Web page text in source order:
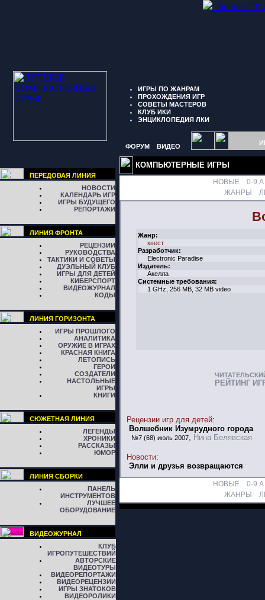
" border="0"
ИГРЫ ПО ЖАНРАМ
ПРОХОЖДЕНИЯ ИГР
СОВЕТЫ МАСТЕРОВ
КЛУБ ИКИ
ЭНЦИКЛОПЕДИЯ ЛКИ
ФОРУМ ВИДЕО
ПЕРЕДОВАЯ ЛИНИЯ
НОВОСТИ
КАЛЕНДАРЬ ИГР
ИГРЫ БУДУЩЕГО
РЕПОРТАЖИ
ЛИНИЯ ФРОНТА
РЕЦЕНЗИИ
РУКОВОДСТВА
ТАКТИКИ И СОВЕТЫ
ДУЭЛЬНЫЙ КЛУБ
ИГРЫ ДЛЯ ДЕТЕЙ
КИБЕРСПОРТ
ВИДЕОЖУРНАЛ
КОДЫ
ЛИНИЯ ГОРИЗОНТА
ИГРЫ ПРОШЛОГО
АНАЛИТИКА
ОРУЖИЕ В ИГРАХ
КРАСНАЯ КНИГА
ЛЕТОПИСЬ
ГЕРОИ
СОЗДАТЕЛИ
НАСТОЛЬНЫЕ
ИГРЫ
КНИГИ
СЮЖЕТНАЯ ЛИНИЯ
ЛЕГЕНДЫ
ХРОНИКИ
РАССКАЗЫ
ЮМОР
ЛИНИЯ СБОРКИ
ПАНЕЛЬ
ИНСТРУМЕНТОВ
ЛУЧШЕЕ
ОБОРУДОВАНИЕ
ВИДЕОЖУРНАЛ
КЛУБ
ИГРОПУТЕШЕСТВИЙ
АВТОРСКИЕ
ВИДЕОТУРЫ
ВИДЕОРЕПОРТАЖИ
ВИДЕОРЕЦЕНЗИИ
ИГРЫ ЗНАТОКОВ
ВИДЕОРОЛИКИ
КОМПЬЮТЕРНЫЕ ИГРЫ
НОВЫЕ 0-9 A
ЖАНРЫ
Жанр:
квест
Разработчик:
Electronic Paradise
Издатель:
Акелла
Системные требования:
1 GHz, 256 MB, 32 MB video
РЕЙТИНГ
Рецензии игр для детей:
Волшебник Изумрудного города
№7 (68) июль 2007, Нина Белявская
Новости:
Элли и друзья возвращаются
НОВЫЕ 0-9 A
ЖАНРЫ